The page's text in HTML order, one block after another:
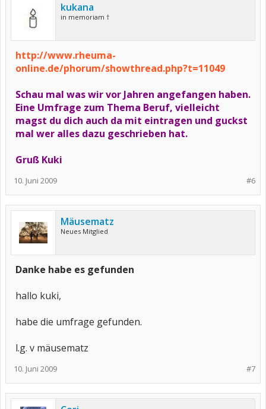
kukana
in memoriam †
http://www.rheuma-
online.de/phorum/showthread.php?t=11049
Schau mal was wir vor Jahren angefangen haben.
Eine Umfrage zum Thema Beruf, vielleicht
magst du dich auch da mit eintragen und guckst
mal wer alles dazu geschrieben hat.
Gruß Kuki
#6
10. Juni 2009
Mäusematz
Neues Mitglied
Danke habe es gefunden
hallo kuki,
habe die umfrage gefunden.
l.g. v mäusematz
#7
10. Juni 2009